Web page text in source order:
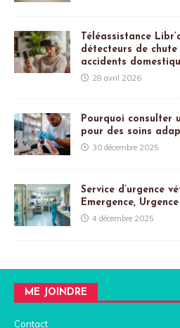
Téléassistance
détecteurs de
accidents
28 avril 2026
Pourquoi consulter
pour des soins
30 décembre 2025
Service d’urgence
Emergence,
4 décembre 2025
ME JOINDRE
Contact